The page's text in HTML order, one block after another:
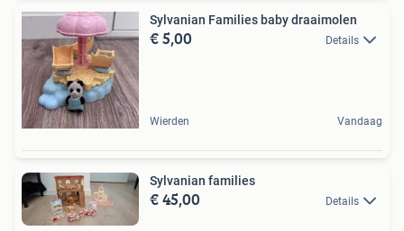
Sylvanian Families baby draaimolen
€ 5,00 Details
Wierden Vandaag
Sylvanian families
€ 45,00 Details